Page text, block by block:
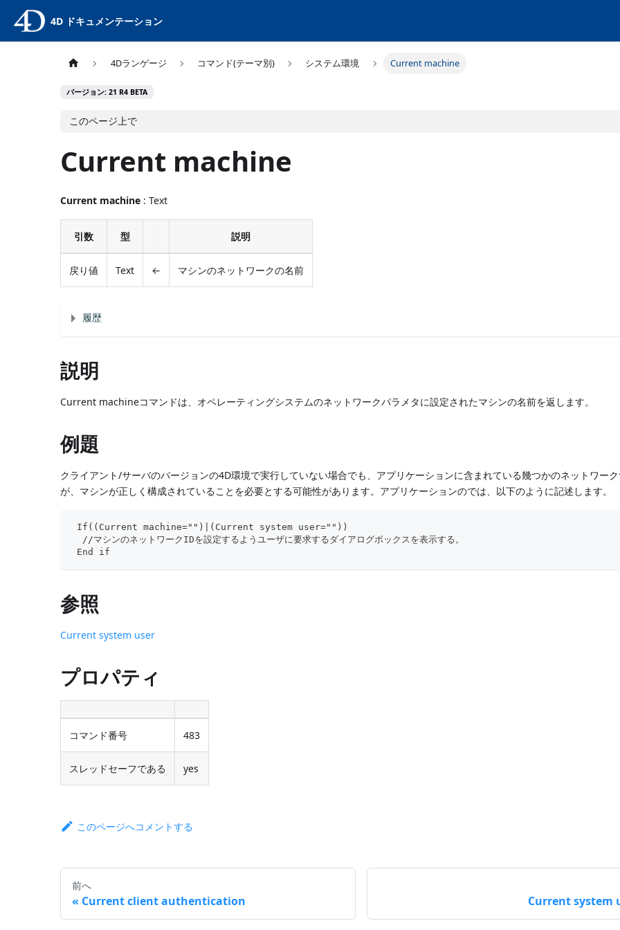
4D ドキュメンテーション
4Dランゲージ コマンド(テーマ別) システム環境 Current machine
バージョン: 21 R4 BETA
このページ上で
Current machine
Current machine : Text
引数 型 説明
戻り値 Text ← マシンのネットワークの名前
履歴
説明
Current machineコマンドは、オペレーティングシステムのネットワークパラメタに設定されたマシンの名前を返します。
例題
クライアント/サーバのバージョンの4D環境で実行していない場合でも、アプリケーションに含まれている幾つかのネットワー
が、マシンが正しく構成されていることを必要とする可能性があります。アプリケーションのでは、以下のように記述します。
If((Current machine="")|(Current system user=""))
//マシンのネットワークIDを設定するようユーザに要求するダイアログボックスを表示する。
End if
参照
Current system user
プロパティ
コマンド番号 483
スレッドセーフである yes
このページへコメントする
前へ
Current client authentication Current system